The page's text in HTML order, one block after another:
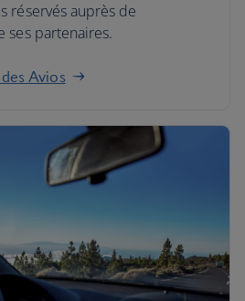
réservés auprès de
ses partenaires.
Avios